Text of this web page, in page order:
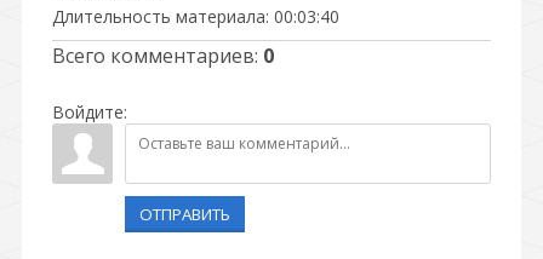
Длительность материала: 00:03:40
Всего комментариев: 0
Войдите:
ОТПРАВИТЬ